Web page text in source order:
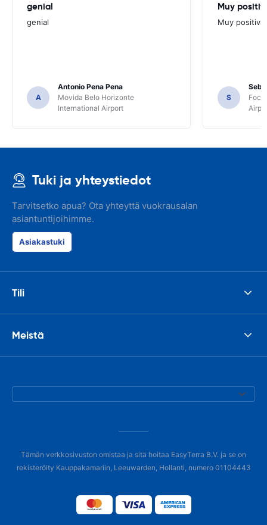
genial
genial
A
Antonio Pena Pena
Movida Belo Horizonte
International Airport
Muy
Muy positiva
S
Foco
Tuki ja yhteystiedot
Tarvitsetko apua? Ota yhteyttä vuokrausalan
asiantuntijoihimme.
Asiakastuki
Tili
Meistä
Tämän verkkosivuston omistaa ja sitä hoitaa EasyTerra B.V. ja se on
rekisteröity Kauppakamariin, Leeuwarden, Hollanti, numero 01104443